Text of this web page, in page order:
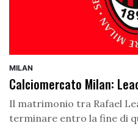
MILAN
Calciomercato Milan:
Il matrimonio tra Rafael
terminare entro la fine di